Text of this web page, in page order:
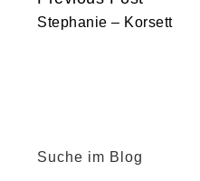
Reading
Stephanie – Korsett
Suche im Blog